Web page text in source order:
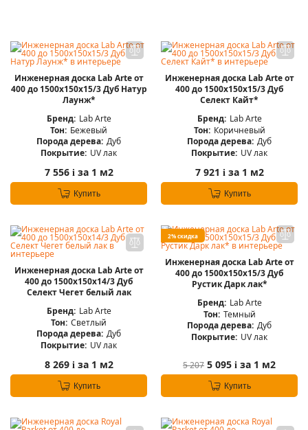
Инженерная доска Lab Arte от
400 до 1500х150х15/3 Дуб Натур
Лаунж*
Бренд: Lab Arte
Тон: Бежевый
Порода дерева: Дуб
Покрытие: UV лак
7 556 iза 1 м2
Купить
Инженерная доска Lab Arte от
400 до 1500х150х15/3 Дуб
Селект Кайт*
Бренд: Lab Arte
Тон: Коричневый
Порода дерева: Дуб
Покрытие: UV лак
7 921 iза 1 м2
Купить
Инженерная доска Lab Arte от
400 до 1500х150х14/3 Дуб
Селект Чегет белый лак
Бренд: Lab Arte
Тон: Светлый
Порода дерева: Дуб
Покрытие: UV лак
8 269 iза 1 м2
Купить
2% скидка
Инженерная доска Lab Arte от
400 до 1500х150х15/3 Дуб
Рустик Дарк лак*
Бренд: Lab Arte
Тон: Темный
Порода дерева: Дуб
Покрытие: UV лак
5 207 5 095 i за 1 м2
Купить